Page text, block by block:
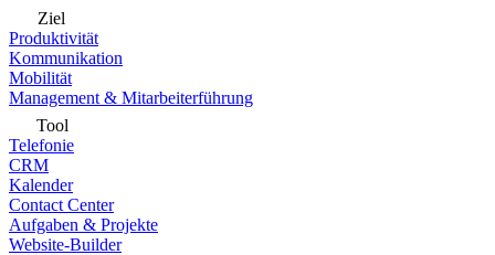
Ziel
Produktivität
Kommunikation
Mobilität
Management & Mitarbeiterführung
Tool
Telefonie
CRM
Kalender
Contact Center
Aufgaben & Projekte
Website-Builder